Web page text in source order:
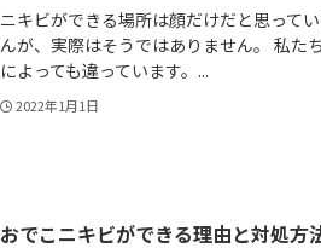
ニキビができる場所は顔だけだと思って
んが、実際はそうではありません。 私た
によっても違っています。...
2022年1月1日
おでこニキビができる理由と対処方